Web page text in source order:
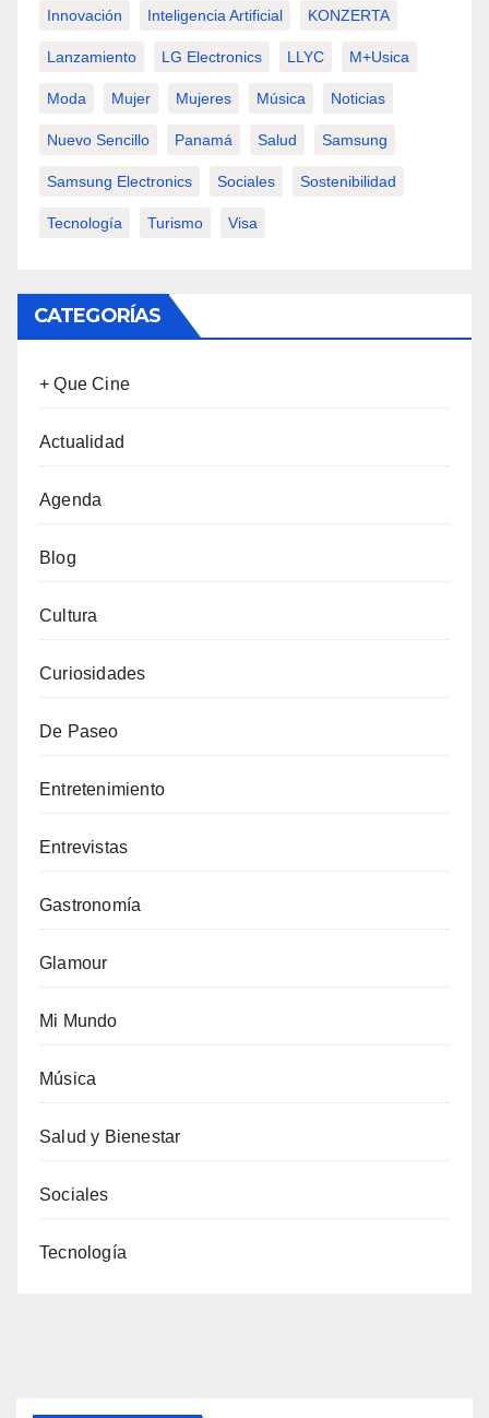
Innovación Inteligencia Artificial KONZERTA
Lanzamiento LG Electronics LLYC M+usica
Moda Mujer Mujeres Música Noticias
Nuevo Sencillo Panamá Salud Samsung
Samsung Electronics Sociales Sostenibilidad
Tecnología Turismo Visa
CATEGORÍAS
+ Que Cine
Actualidad
Agenda
Blog
Cultura
Curiosidades
De Paseo
Entretenimiento
Entrevistas
Gastronomía
Glamour
Mi Mundo
Música
Salud y Bienestar
Sociales
Tecnología